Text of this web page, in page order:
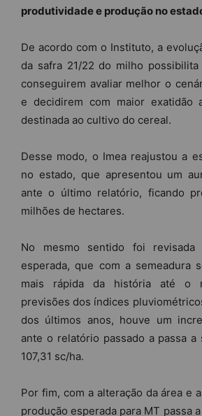
produtividade e produção no
De acordo com o Instituto, a
da safra 21/22 do milho
conseguirem avaliar melhor o
e decidirem com maior exatidão
destinada ao cultivo do cereal.
Desse modo, o Imea reajustou a
no estado, que apresentou um
ante o último relatório, ficando
milhões de hectares.
No mesmo sentido foi revisada
esperada, que com a semeadura
mais rápida da história até o
previsões dos índices
dos últimos anos, houve um
ante o relatório passado a passa a
107,31 sc/ha.
Por fim, com a alteração da área e
produção esperada para MT passa